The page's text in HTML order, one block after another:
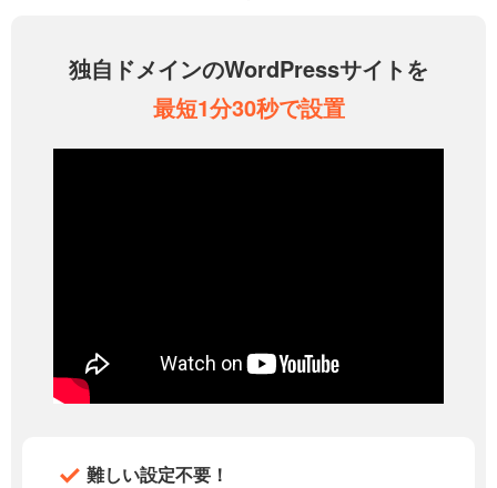
独自ドメインのWordPressサイトを
最短1分30秒で設置
難しい設定不要！